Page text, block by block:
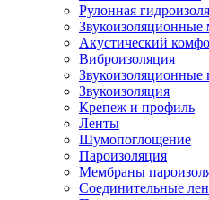
Рулонная
Звукоизоляционные
Акустический
Виброизоляция
Звукоизоляционные
Звукоизоляция
Крепеж и профиль
Ленты
Шумопоглощение
Пароизоляция
Мембраны
Соединительные